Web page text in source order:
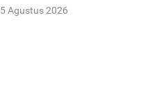
5 Agustus 2026